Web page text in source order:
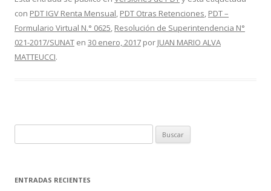
b
o
o
er p
ar
con PDT IGV Renta Mensual, PDT Otras Retenciones, PDT –
Formulario Virtual N.° 0625, Resolución de Superintendencia N°
021-2017/SUNAT en 30 enero, 2017 por JUAN MARIO ALVA
MATTEUCCI.
u
c
ENTRADAS RECIENTES